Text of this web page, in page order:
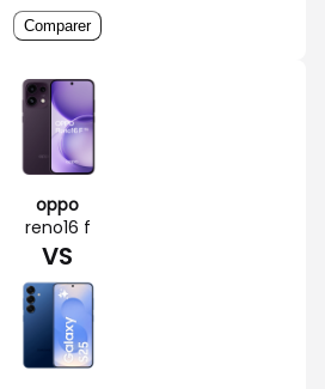
Comparer
oppo
reno16 f
VS